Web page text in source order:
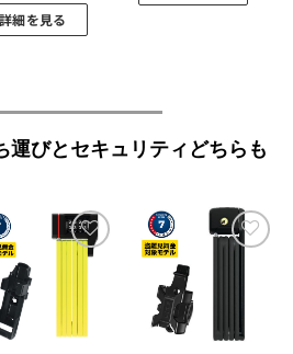
詳細を見る
運びとセキュリティどちらも